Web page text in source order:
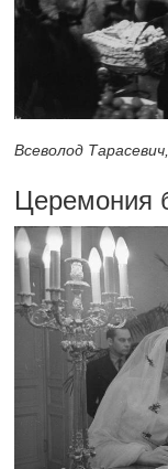
Всеволод Тарасевич,
Церемония